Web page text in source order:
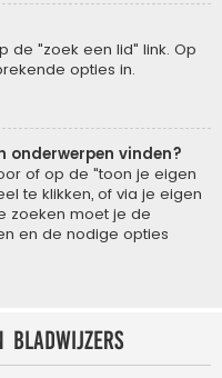
de "zoek een lid" link. Op
opties in.
onderwerpen vinden?
of op de "toon je eigen
te klikken, of via je eigen
zoeken moet je de
en de nodige opties
bladwijzers